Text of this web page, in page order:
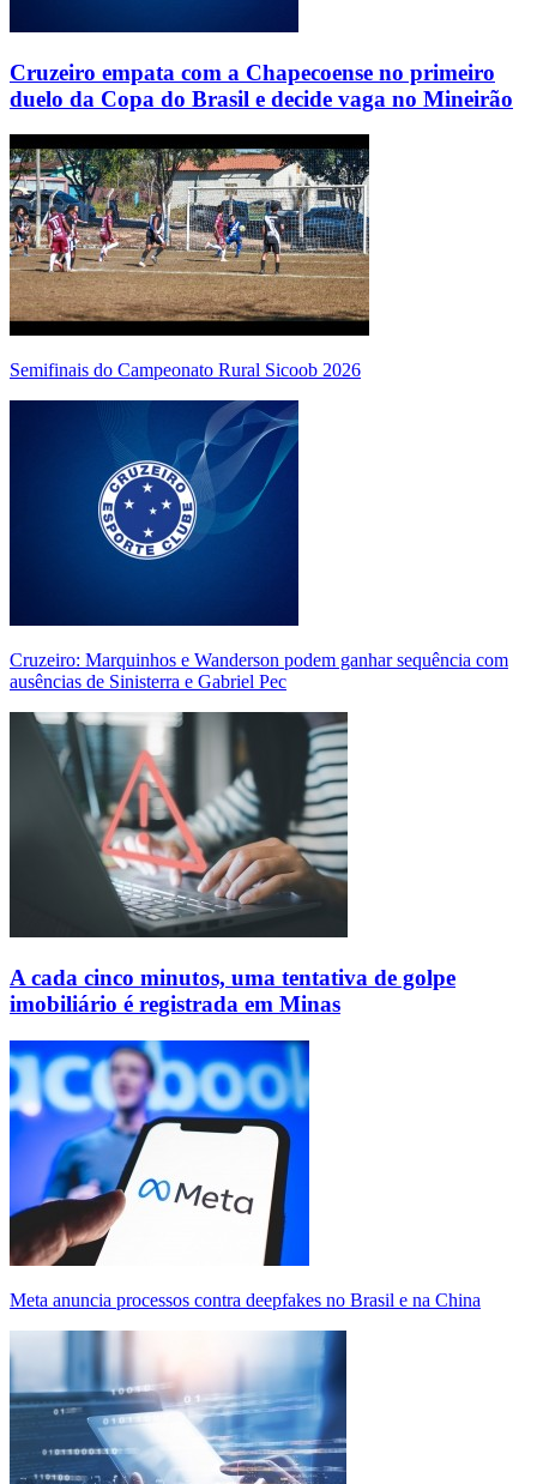
Cruzeiro empata com a Chapecoense no primeiro
duelo da Copa do Brasil e decide vaga no Mineirão
Semifinais do Campeonato Rural Sicoob 2026
Cruzeiro: Marquinhos e Wanderson podem ganhar sequência com
ausências de Sinisterra e Gabriel Pec
A cada cinco minutos, uma tentativa de golpe
imobiliário é registrada em Minas
Meta anuncia processos contra deepfakes no Brasil e na China